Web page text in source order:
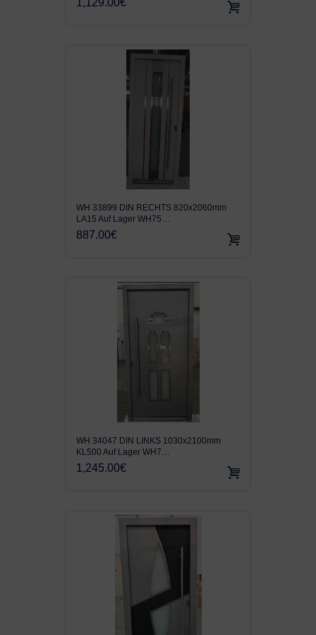
WH 33899 DIN RECHTS 820x2060mm
LA15 Auf Lager WH75…
887.00€
WH 34047 DIN LINKS 1030x2100mm
KL500 Auf Lager WH7…
1,245.00€